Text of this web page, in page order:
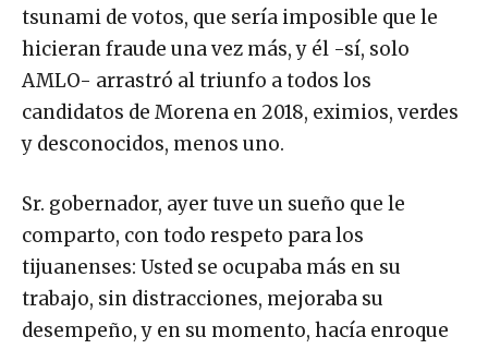
tsunami de votos, que sería imposible que le
hicieran fraude una vez más, y él -sí, solo
AMLO- arrastró al triunfo a todos los
candidatos de Morena en 2018, eximios, verdes
y desconocidos, menos uno.
Sr. gobernador, ayer tuve un sueño que le
comparto, con todo respeto para los
tijuanenses: Usted se ocupaba más en su
trabajo, sin distracciones, mejoraba su
desempeño, y en su momento, hacía enroque